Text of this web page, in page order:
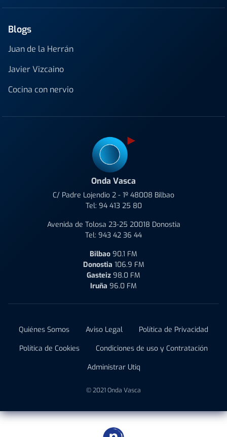
Blogs
Juan de la Herrán
Javier Vizcaino
Cocina con nervio
Onda Vasca
C/ Padre Lojendio 2 - 1º 48008 Bilbao
Tel: 94 413 25 80
Avenida de Tolosa 23-25 20018 Donostia
Tel: 943 42 36 44
Bilbao 90.1 FM
Donostia 106.9 FM
Gasteiz 98.0 FM
Iruña 96.0 FM
Quiénes Somos Aviso Legal
Política de Privacidad
Política de Cookies
Condiciones de uso y Contratación
Administrar Utiq
© 2021 Onda Vasca